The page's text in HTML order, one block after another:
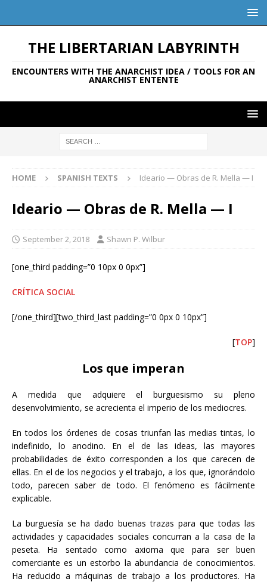
THE LIBERTARIAN LABYRINTH
ENCOUNTERS WITH THE ANARCHIST IDEA / TOOLS FOR AN
ANARCHIST ENTENTE
HOME SPANISH TEXTS Ideario — Obras de R. Mella — I
Ideario — Obras de R. Mella — I
September 2, 2018 Shawn P. Wilbur
[one_third padding=”0 10px 0 0px”]
CRÍTICA SOCIAL
[/one_third][two_third_last padding=”0 0px 0 10px”]
[TOP]
Los que imperan
A medida que adquiere el burguesismo su pleno
desenvolvimiento, se acrecienta el imperio de los mediocres.
En todos los órdenes de cosas triunfan las medias tintas, lo
indefinido, lo anodino. En el de las ideas, las mayores
probabilidades de éxito corresponden a los que carecen de
ellas. En el de los negocios y el trabajo, a los que, ignorándolo
todo, parecen saber de todo. El fenómeno es fácilmente
explicable.
La burguesía se ha dado buenas trazas para que todas las
actividades y capacidades sociales concurran a la casa de la
peseta. Ha sentado como axioma que para ser buen
comerciante es un estorbo la abundancia de conocimientos.
Ha reducido a máquinas de trabajo a los productores. Ha